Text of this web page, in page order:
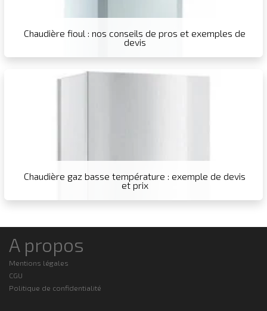
Chaudière fioul : nos conseils de pros et exemples de
devis
Chaudière gaz basse température : exemple de devis
et prix
A propos
Mentions légales
CGU
Politique de confidentialité